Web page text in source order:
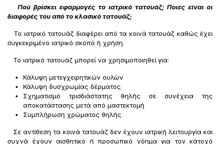
Πού βρίσκει εφαρμογές το ιατρικό τατουάζ; Ποιες είναι οι
διαφορές του από το κλασικό τατουάζ;
Το ιατρικό τατουάζ διαφέρει από τα κοινά τατουάζ καθώς έχει
συγκεκριμένο ιατρικό σκοπό ή χρήση.
Το ιατρικό τατουάζ μπορεί να χρησιμοποιηθεί για:
Κάλυψη μετεγχειρητικών ουλών
Κάλυψη δυσχρωμίας δέρματος
Σχηματισμό τρισδιάστατης θηλής σε συνέχεια της
αποκατάστασης μετά από μαστεκτομή
Συμπλήρωση χρώματος θηλής
Σε αντίθεση τα κοινά τατουάζ δεν έχουν ιατρική λειτουργία και
συχνά έχουν αισθητικό ή προσωπικό νόημα για τον κάτοχό